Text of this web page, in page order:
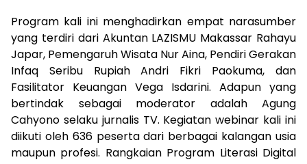
Program kali ini menghadirkan empat narasumber
yang terdiri dari Akuntan LAZISMU Makassar Rahayu
Japar, Pemengaruh Wisata Nur Aina, Pendiri Gerakan
Infaq Seribu Rupiah Andri Fikri Paokuma, dan
Fasilitator Keuangan Vega Isdarini. Adapun yang
bertindak sebagai moderator adalah Agung
Cahyono selaku jurnalis TV. Kegiatan webinar kali ini
diikuti oleh 636 peserta dari berbagai kalangan usia
maupun profesi. Rangkaian Program Literasi Digital